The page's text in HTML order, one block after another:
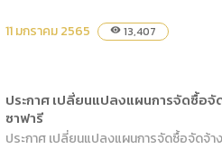
11 มกราคม 2565 visibility 13,407
ประกาศ เปลี่ยนแปลงแผนการจัดซื้อจั
ซาฟารี
ประกาศ เปลี่ยนแปลงแผนการจัดซื้อจัดจ้า